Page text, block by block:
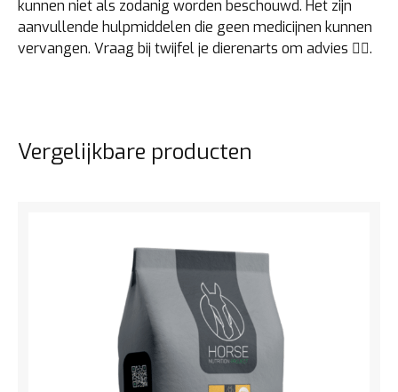
kunnen niet als zodanig worden beschouwd. Het zijn
aanvullende hulpmiddelen die geen medicijnen kunnen
vervangen. Vraag bij twijfel je dierenarts om advies 👩‍⚕️.
Vergelijkbare producten